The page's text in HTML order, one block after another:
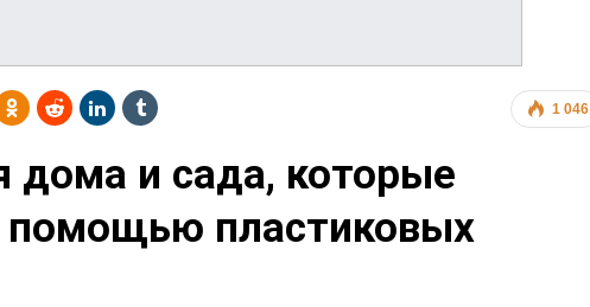
1 046
дома и сада, которые
помощью пластиковых